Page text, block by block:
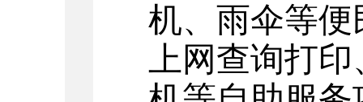
机、雨伞等
上网查询打